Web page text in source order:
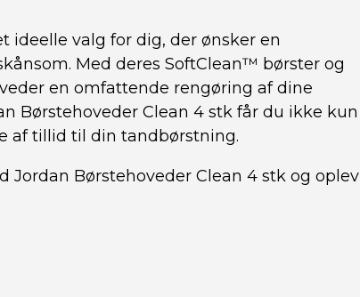
ideelle valg for dig, der ønsker en
Med deres SoftClean™ børster og
en omfattende rengøring af dine
Børstehoveder Clean 4 stk får du ikke kun
af tillid til din tandbørstning.
Børstehoveder Clean 4 stk og oplev